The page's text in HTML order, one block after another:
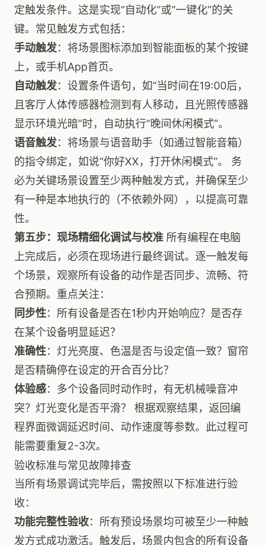
定触发条件。这是实现“自动化”或“一键化”的关
键。常见触发方式包括：
手动触发：将场景图标添加到智能面板的某个按键
上，或手机App首页。
自动触发：设置条件语句，如“当时间在19:00后，
且客厅人体传感器检测到有人移动，且光照传感器
显示环境光暗”时，自动执行“晚间休闲模式”。
语音触发：将场景与语音助手（如通过智能音箱）
的指令绑定，如说“你好XX，打开休闲模式”。 务
必为关键场景设置至少两种触发方式，并确保至少
有一种是本地执行的（不依赖外网），以提高可靠
性。
第五步：现场精细化调试与校准 所有编程在电脑
上完成后，必须在现场进行最终调试。逐一触发每
个场景，观察所有设备的动作是否同步、流畅、符
合预期。重点关注：
同步性：所有设备是否在1秒内开始响应？是否存
在某个设备明显延迟？
准确性：灯光亮度、色温是否与设定值一致？窗帘
是否精确停在设定的开合百分比？
体验感：多个设备同时动作时，有无机械噪音冲
突？灯光变化是否平滑？ 根据观察结果，返回编
程界面微调延迟时间、动作速度等参数。此过程可
能需要重复2-3次。
验收标准与常见故障排查
当所有场景调试完毕后，需按照以下标准进行验
收：
功能完整性验收：所有预设场景均可被至少一种触
发方式成功激活。触发后，场景内包含的所有设备